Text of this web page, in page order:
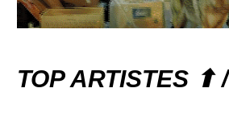
TOP ARTISTES ⬆ /